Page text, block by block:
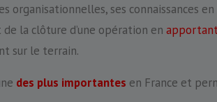
organisationnelles, ses connaissances
la clôture d’une opération en
sur le terrain.
des plus importantes en France et